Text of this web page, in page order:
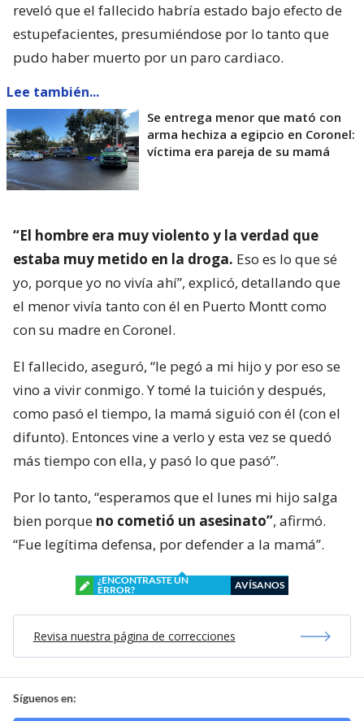
reveló que el fallecido habría estado bajo efecto de
estupefacientes, presumiéndose por lo tanto que
pudo haber muerto por un paro cardiaco.
Lee también...
Se entrega menor que mató con
arma hechiza a egipcio en Coronel:
víctima era pareja de su mamá
“El hombre era muy violento y la verdad que
estaba muy metido en la droga. Eso es lo que sé
yo, porque yo no vivía ahí”, explicó, detallando que
el menor vivía tanto con él en Puerto Montt como
con su madre en Coronel.
El fallecido, aseguró, “le pegó a mi hijo y por eso se
vino a vivir conmigo. Y tomé la tuición y después,
como pasó el tiempo, la mamá siguió con él (con el
difunto). Entonces vine a verlo y esta vez se quedó
más tiempo con ella, y pasó lo que pasó”.
Por lo tanto, “esperamos que el lunes mi hijo salga
bien porque no cometió un asesinato”, afirmó.
“Fue legítima defensa, por defender a la mamá”.
¿ENCONTRASTE UN
ERROR?
AVÍSANOS
Revisa nuestra página de correcciones
Síguenos en: